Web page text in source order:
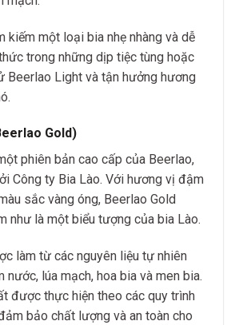
kiếm một loại bia nhẹ nhàng và dễ
trong những dịp tiệc tùng hoặc
Beerlao Light và tận hưởng hương
Gold)
phiên bản cao cấp của Beerlao,
Công ty Bia Lào. Với hương vị đậm
sắc vàng óng, Beerlao Gold
như là một biểu tượng của bia Lào.
làm từ các nguyên liệu tự nhiên
nước, lúa mạch, hoa bia và men bia.
được thực hiện theo các quy trình
bảo chất lượng và an toàn cho